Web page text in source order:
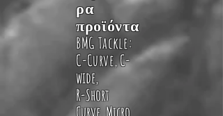
ρα
προϊόντα
BMG Tackle:
C-Curve,C-
wide,
R-Short